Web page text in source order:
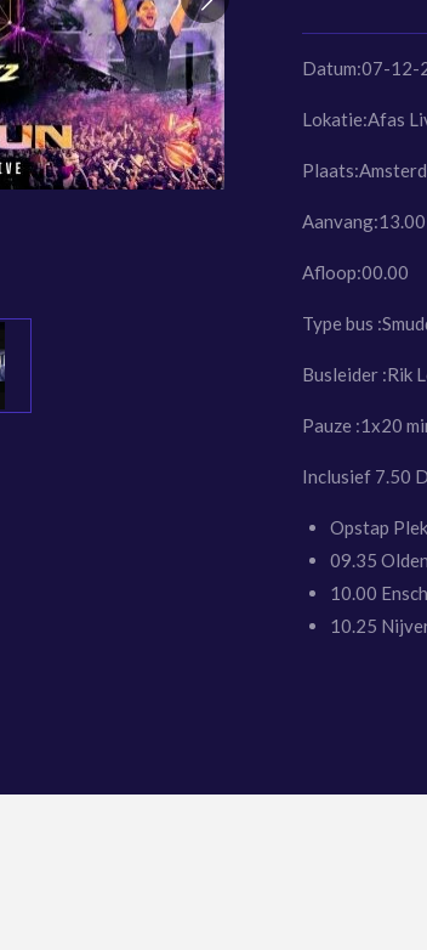
Datum:07-12-
Lokatie:Afas
Aanvang:13.00
Afloop:00.00
Type bus
Busleider :Rik
Pauze :1x20
Inclusief 7.50
Opstap
09.35
10.00
10.25